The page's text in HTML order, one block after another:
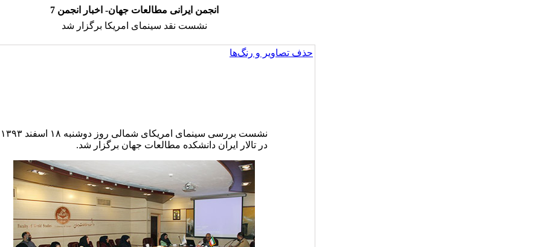
انجمن ایرانی مطالعات جهان- اخبار انجمن 7
نشست نقد سینمای امریکا برگزار شد
حذف تصاویر و رنگ‌ها
نشست بررسی سینمای امریکای شمالی روز دوشنبه ۱۸ اسفند ۱۳۹۳
در تالار ایران دانشکده مطالعات جهان برگزار شد.